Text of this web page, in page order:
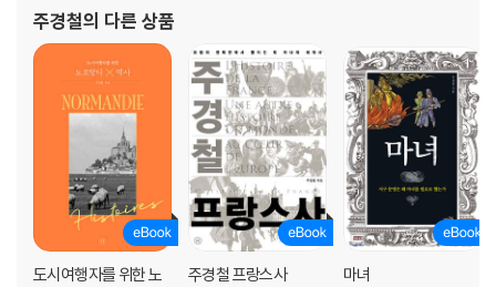
11 카노사의 굴욕, 황제의 석고대죄와 복수
’이탈리아의 잔 다르크‘ 마틸다
12 교황혁명, 법의 힘으로 근대 세계를 예비하다
고해의 강화
13 십자군운동의 신호탄 "기독교도 창자 끝을 말뚝에 묶고…"
14 소년 십자군, 종말론적 세계의 기이한 현상
모범적인 십자군 기사 부이용 공작
의 문명사》, 《그해, 역사가 바뀌다》, 《주경철의 유럽인 이
주경철의 다른 상품
도시여행자를 위한 노
주경철 프랑스사 마녀